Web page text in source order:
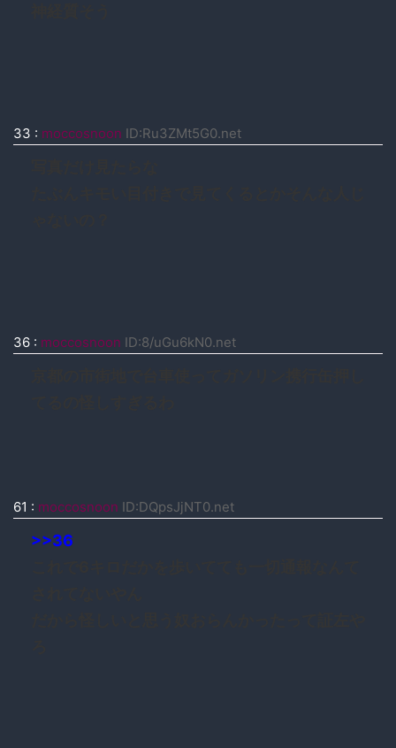
33 : moccosnoon ID:Ru3ZMt5G0.net
36 : moccosnoon ID:8/uGu6kN0.net
61 : moccosnoon ID:DQpsJjNT0.net
>>36